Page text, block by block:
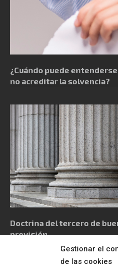
Gestionar el
de las cookies
¿Cuándo puede
no acreditar la solvencia?
Doctrina del tercero de
provisión